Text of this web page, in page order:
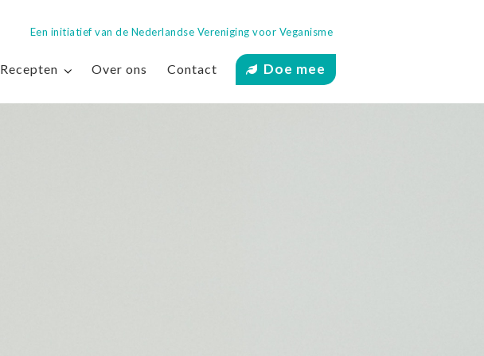
Een initiatief van de Nederlandse Vereniging voor Veganisme
Recepten Over ons Contact Doe mee